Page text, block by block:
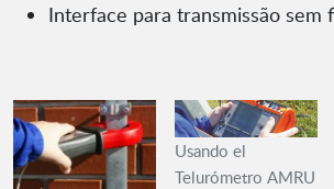
Interface para transmissão sem
Usando el
Telurómetro AMRU